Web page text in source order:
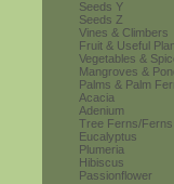
Seeds Y
Seeds Z
Vines & Climbers
Fruit & Useful
Vegetables &
Mangroves &
Palms & Palm
Acacia
Adenium
Tree Ferns/Ferns
Eucalyptus
Plumeria
Hibiscus
Passionflower